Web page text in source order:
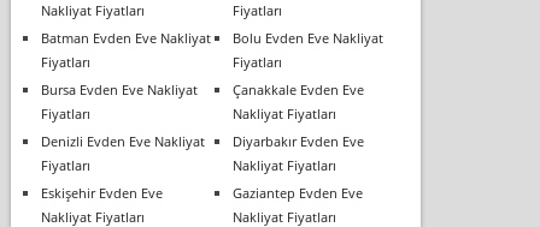
Nakliyat Fiyatları
Fiyatları
Batman Evden Eve Nakliyat
Fiyatları
Bolu Evden Eve Nakliyat
Fiyatları
Bursa Evden Eve Nakliyat
Fiyatları
Çanakkale Evden Eve
Nakliyat Fiyatları
Denizli Evden Eve Nakliyat
Fiyatları
Diyarbakır Evden Eve
Nakliyat Fiyatları
Eskişehir Evden Eve
Nakliyat Fiyatları
Gaziantep Evden Eve
Nakliyat Fiyatları